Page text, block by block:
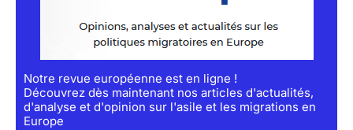
Notre revue européenne est en ligne !
Découvrez dès maintenant nos articles d'actualités,
d'analyse et d'opinion sur l'asile et les migrations en
Europe